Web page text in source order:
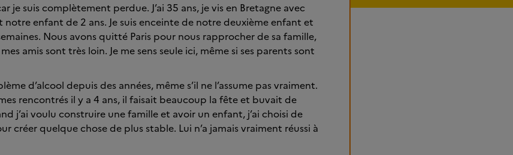
je suis complètement perdue. J’ai 35 ans, je vis en Bretagne avec
enfant de 2 ans. Je suis enceinte de notre deuxième enfant et
Nous avons quitté Paris pour nous rapprocher de sa famille,
amis sont très loin. Je me sens seule ici, même si ses parents sont
d’alcool depuis des années, même s’il ne l’assume pas vraiment.
rencontrés il y a 4 ans, il faisait beaucoup la fête et buvait de
j’ai voulu construire une famille et avoir un enfant, j’ai choisi de
créer quelque chose de plus stable. Lui n’a jamais vraiment réussi à